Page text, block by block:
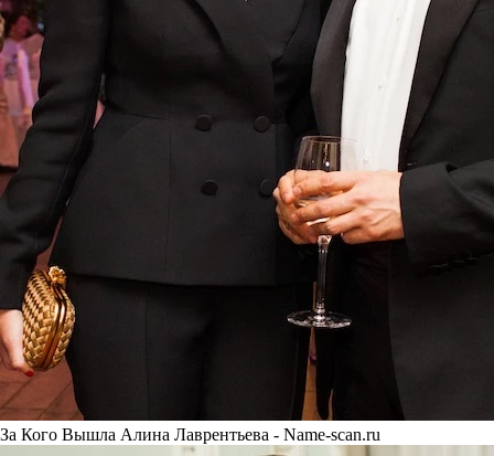
За Кого Вышла Алина Лаврентьева - Name-scan.ru